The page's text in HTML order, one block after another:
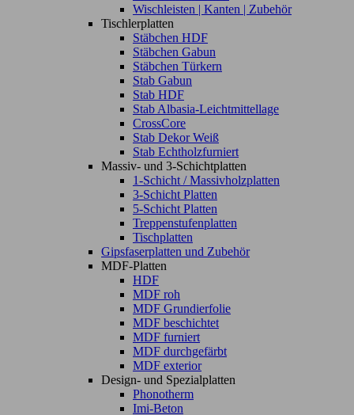
Wischleisten | Kanten | Zubehör
Tischlerplatten
Stäbchen HDF
Stäbchen Gabun
Stäbchen Türkern
Stab Gabun
Stab HDF
Stab Albasia-Leichtmittellage
CrossCore
Stab Dekor Weiß
Stab Echtholzfurniert
Massiv- und 3-Schichtplatten
1-Schicht / Massivholzplatten
3-Schicht Platten
5-Schicht Platten
Treppenstufenplatten
Tischplatten
Gipsfaserplatten und Zubehör
MDF-Platten
HDF
MDF roh
MDF Grundierfolie
MDF beschichtet
MDF furniert
MDF durchgefärbt
MDF exterior
Design- und Spezialplatten
Phonotherm
Imi-Beton